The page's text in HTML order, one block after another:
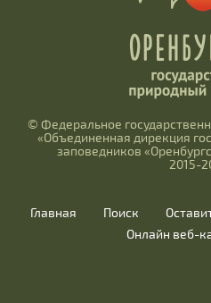
© Федеральное
«Объединенная дирекция
заповедников
2015-
Главная Поиск
Онлайн веб-